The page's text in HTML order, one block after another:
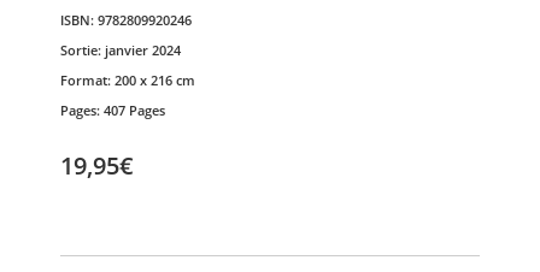
ISBN: 9782809920246
Sortie: janvier 2024
Format: 200 x 216 cm
Pages: 407 Pages
19,95€